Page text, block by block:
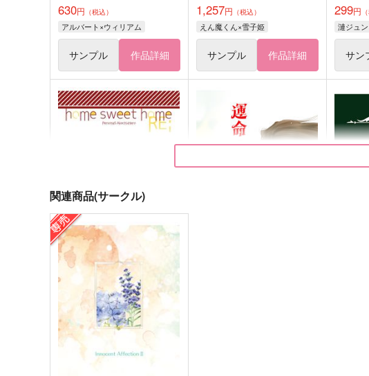
630円 （税込）
アルバート×ウィリアム
サンプル 作品詳細
1,257円 （税込）
えん魔くん×雪子姫
サンプル 作品詳細
299円
漣ジュ
サン
home sweet home RE;【再
Polaris
1,100 円 （税込）
明智吾郎×主人公
関連商品(サークル)